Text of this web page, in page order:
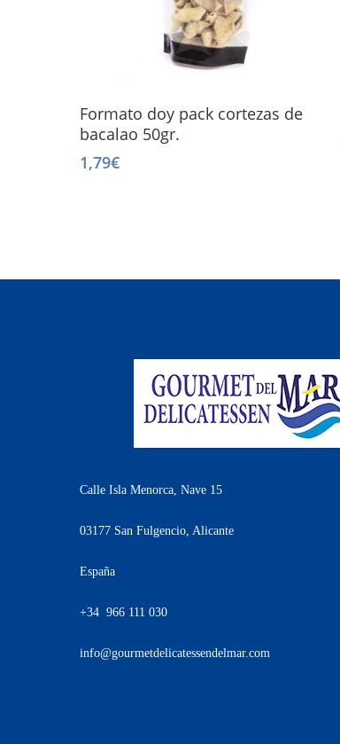
Add To Cart
Formato doy pack cortezas de
bacalao 50gr.
1,79€
Calle Isla Menorca, Nave 15
03177 San Fulgencio, Alicante
España
+34 966 111 030
info@gourmetdelicatessendelmar.com